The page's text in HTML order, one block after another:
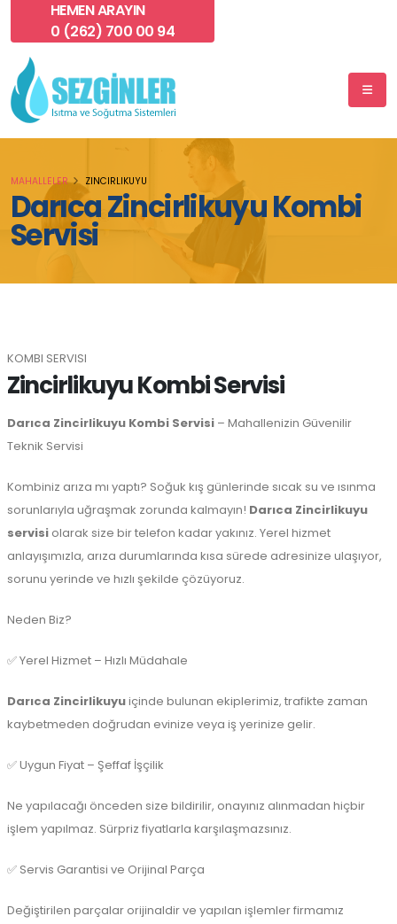
HEMEN ARAYIN
0 (262) 700 00 94
Darıca Zincirlikuyu Kombi
Servisi
MAHALLELER ZINCIRLIKUYU
KOMBI SERVISI
Zincirlikuyu Kombi Servisi
Darıca Zincirlikuyu Kombi Servisi – Mahallenizin Güvenilir
Teknik Servisi
Kombiniz arıza mı yaptı? Soğuk kış günlerinde sıcak su ve ısınma
sorunlarıyla uğraşmak zorunda kalmayın! Darıca Zincirlikuyu
servisi olarak size bir telefon kadar yakınız. Yerel hizmet
anlayışımızla, arıza durumlarında kısa sürede adresinize ulaşıyor,
sorunu yerinde ve hızlı şekilde çözüyoruz.
Neden Biz?
✅ Yerel Hizmet – Hızlı Müdahale
Darıca Zincirlikuyuiçinde bulunan ekiplerimiz, trafikte zaman
kaybetmeden doğrudan evinize veya iş yerinize gelir.
✅ Uygun Fiyat – Şeffaf İşçilik
Ne yapılacağı önceden size bildirilir, onayınız alınmadan hiçbir
işlem yapılmaz. Sürpriz fiyatlarla karşılaşmazsınız.
✅ Servis Garantisi ve Orijinal Parça
Değiştirilen parçalar orijinaldir ve yapılan işlemler firmamız